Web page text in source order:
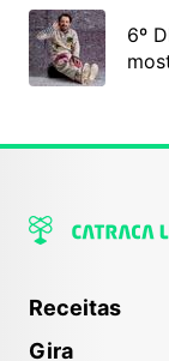
6º
Receitas
Gira